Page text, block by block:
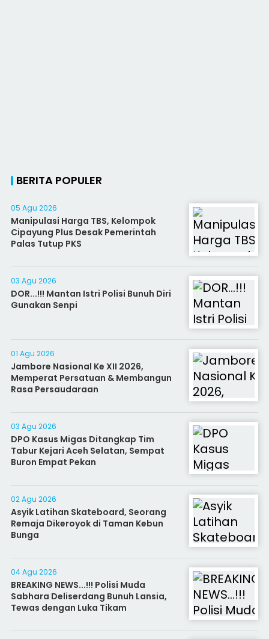
BERITA POPULER
05 Agu 2026
Manipulasi Harga TBS, Kelompok
Cipayung Plus Desak Pemerintah
Palas Tutup PKS
03 Agu 2026
DOR...!!! Mantan Istri Polisi Bunuh Diri
Gunakan Senpi
01 Agu 2026
Jambore Nasional Ke XII 2026,
Memperat Persatuan & Membangun
Rasa Persaudaraan
03 Agu 2026
DPO Kasus Migas Ditangkap Tim
Tabur Kejari Aceh Selatan, Sempat
Buron Empat Pekan
02 Agu 2026
Asyik Latihan Skateboard, Seorang
Remaja Dikeroyok di Taman Kebun
Bunga
04 Agu 2026
BREAKING NEWS...!!! Polisi Muda
Sabhara Deliserdang Bunuh Lansia,
Tewas dengan Luka Tikam